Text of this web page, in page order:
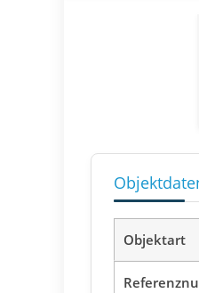
Objektart